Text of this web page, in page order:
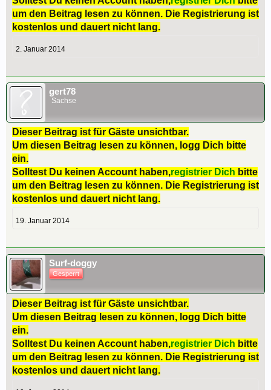
um den Beitrag lesen zu können. Die Registrierung ist
kostenlos und dauert nicht lang.
2. Januar 2014
gert78
Sachse
Dieser Beitrag ist für Gäste unsichtbar.
Um diesen Beitrag lesen zu können, logg Dich bitte
ein.
Solltest Du keinen Account haben,registrier Dich bitte
um den Beitrag lesen zu können. Die Registrierung ist
kostenlos und dauert nicht lang.
19. Januar 2014
Surf-doggy
Gesperrt
Dieser Beitrag ist für Gäste unsichtbar.
Um diesen Beitrag lesen zu können, logg Dich bitte
ein.
Solltest Du keinen Account haben,registrier Dich bitte
um den Beitrag lesen zu können. Die Registrierung ist
kostenlos und dauert nicht lang.